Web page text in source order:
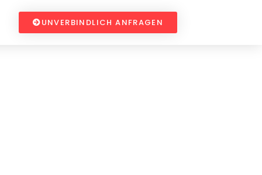
UNVERBINDLICH ANFRAGEN